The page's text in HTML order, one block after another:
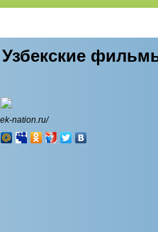
nation.ru/